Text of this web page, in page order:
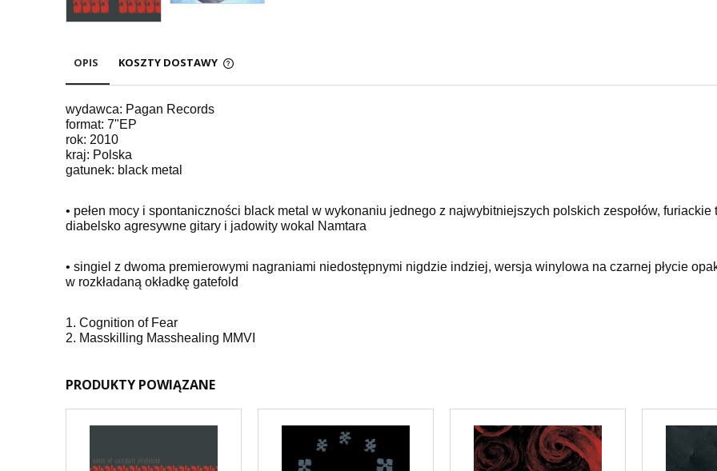
OPIS KOSZTY DOSTAWY
wydawca: Pagan Records
format: 7"EP
rok: 2010
kraj: Polska
gatunek: black metal
• pełen mocy i spontaniczności black metal w wykonaniu jednego z najwybitniejszych polskich zespołów, furiackie
diabelsko agresywne gitary i jadowity wokal Namtara
• singiel z dwoma premierowymi nagraniami niedostępnymi nigdzie indziej, wersja winylowa na czarnej płycie
w rozkładaną okładkę gatefold
1. Cognition of Fear
2. Masskilling Masshealing MMVI
PRODUKTY POWIĄZANE